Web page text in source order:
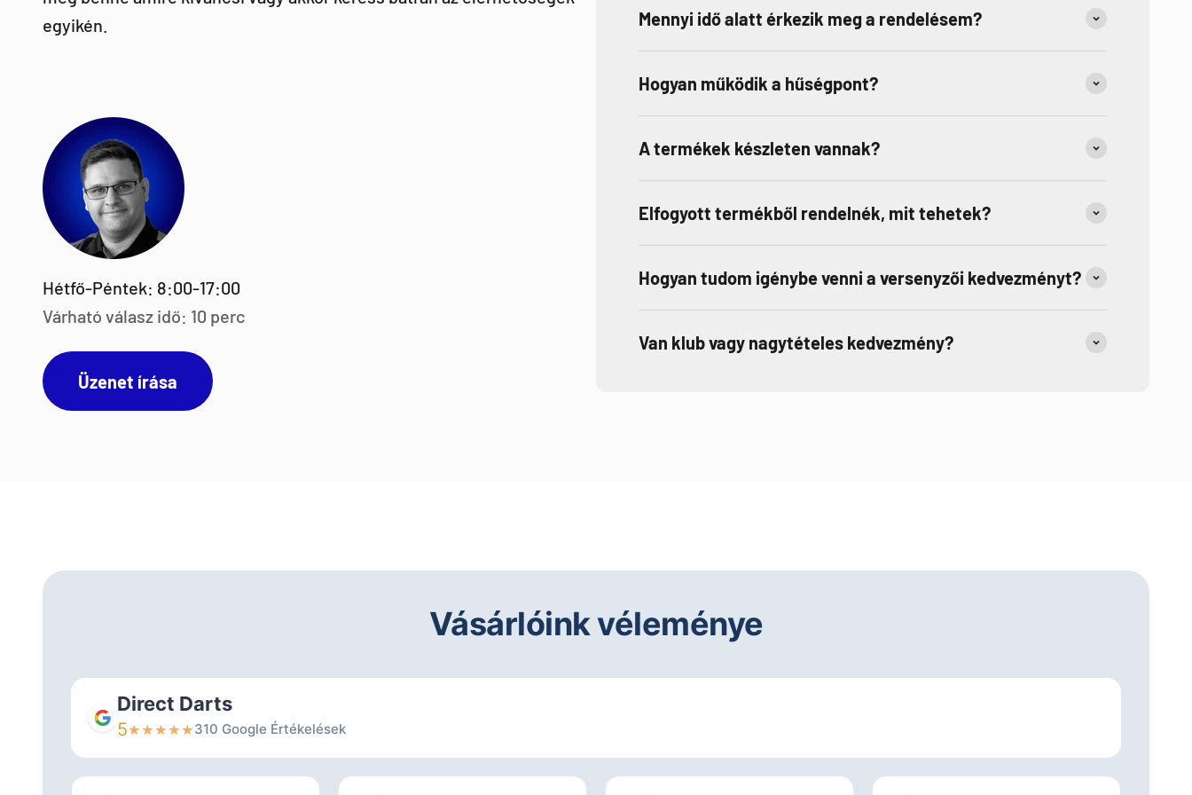
egyikén.
Hétfő-Péntek: 8:00-17:00
Várható válasz idő: 10 perc
Üzenet írása
Mennyi idő alatt érkezik meg a rendelésem?
Hogyan működik a hűségpont?
A termékek készleten vannak?
Elfogyott termékből rendelnék, mit tehetek?
Hogyan tudom igénybe venni a versenyzői kedvezményt?
Van klub vagy nagytételes kedvezmény?
Vásárlóink véleménye
Direct Darts
5★★★★★310 Google Értékelések